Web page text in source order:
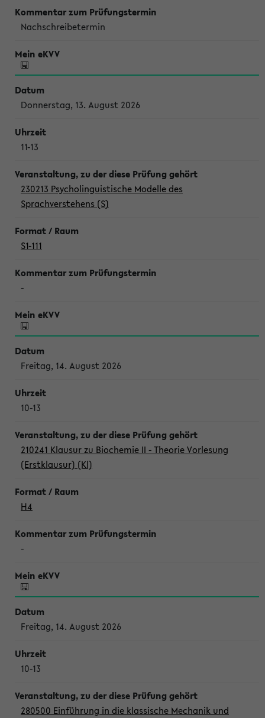
Nachschreibetermin
Donnerstag, 13. August 2026
11-13
230213 Psycholinguistische Modelle des
Sprachverstehens (S)
S1-111
-
Freitag, 14. August 2026
10-13
210241 Klausur zu Biochemie II - Theorie Vorlesung
(Erstklausur) (Kl)
H4
-
Freitag, 14. August 2026
10-13
280500 Einführung in die klassische Mechanik und